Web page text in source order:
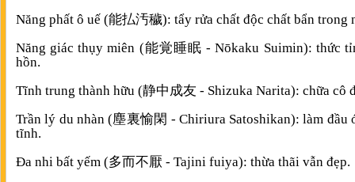
Năng phất ô uế (能払汚穢): tẩy rửa chất độc chất bẩn trong
Năng giác thụy miên (能覚睡眠 - Nōkaku Suimin): thức
hồn.
Tĩnh trung thành hữu (静中成友 - Shizuka Narita): chữa cô
Trần lý du nhàn (塵裏愉閑 - Chiriura Satoshikan): làm đầu
tĩnh.
Đa nhi bất yếm (多而不厭 - Tajini fuiya): thừa thãi vẫn đẹp.